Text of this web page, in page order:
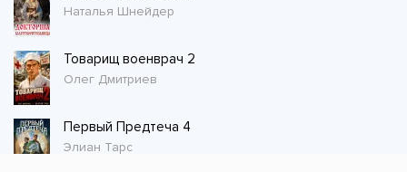
Наталья Шнейдер
Товарищ военврач 2
Олег Дмитриев
Первый Предтеча 4
Элиан Тарс